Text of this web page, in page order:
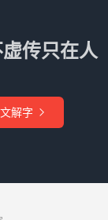
传只在人
解字 